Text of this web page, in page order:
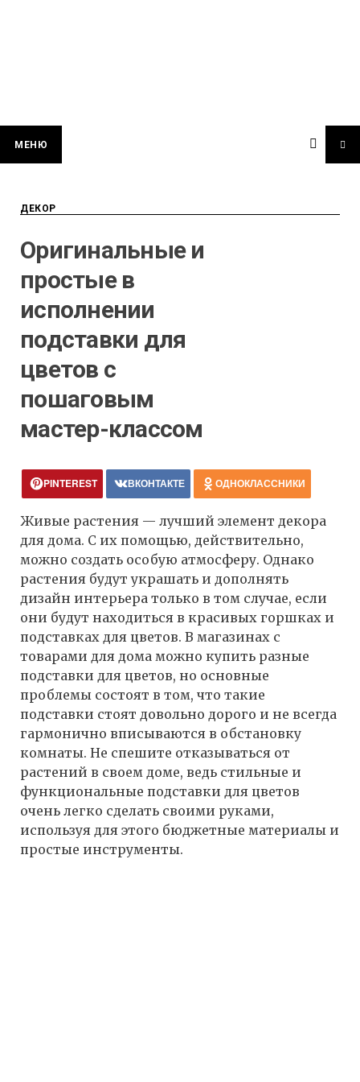
МЕНЮ
ДЕКОР
Оригинальные и
простые в
исполнении
подставки для
цветов с
пошаговым
мастер-классом
PINTEREST ВКОНТАКТЕ ОДНОКЛАССНИКИ
Живые растения — лучший элемент декора
для дома. С их помощью, действительно,
можно создать особую атмосферу. Однако
растения будут украшать и дополнять
дизайн интерьера только в том случае, если
они будут находиться в красивых горшках и
подставках для цветов. В магазинах с
товарами для дома можно купить разные
подставки для цветов, но основные
проблемы состоят в том, что такие
подставки стоят довольно дорого и не всегда
гармонично вписываются в обстановку
комнаты. Не спешите отказываться от
растений в своем доме, ведь стильные и
функциональные подставки для цветов
очень легко сделать своими руками,
используя для этого бюджетные материалы и
простые инструменты.